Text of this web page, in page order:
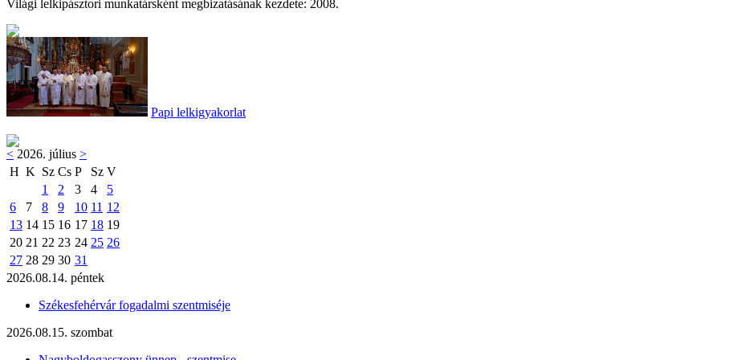
Világi lelkipásztori munkatársként megbizatásának kezdete: 2008.
Papi lelkigyakorlat
< 2026. július >
H K Sz Cs P Sz V
1
2 3 4
5
6
7 8 9 10 11 12
13 14 15 16 17 18 19
20 21 22 23 24 25 26
27 28 29 30 31
2026.08.14. péntek
Székesfehérvár fogadalmi szentmiséje
2026.08.15. szombat